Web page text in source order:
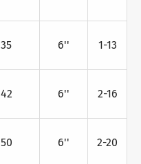
35 6'' 1-13
42 6'' 2-16
50 6'' 2-20